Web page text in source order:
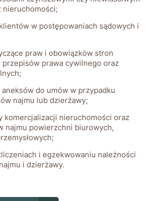
nieruchomości;
w postępowaniach sądowych i
praw i obowiązków stron
przepisów prawa cywilnego oraz
do umów w przypadku
najmu lub dzierżawy;
komercjalizacji nieruchomości oraz
najmu powierzchni biurowych,
i egzekwowaniu należności
i dzierżawy.